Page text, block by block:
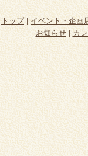
トップ|イベント・企画
お知らせ|カ